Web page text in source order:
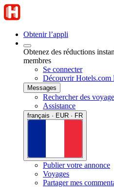
Obtenir l’appli
Obtenez des réductions
membres
Se connecter
Découvrir Hotels.com
Messages
Rechercher des
Assistance
français · EUR · FR
Publier votre annonce
Voyages
Partager mes